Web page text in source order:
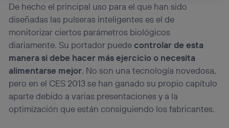
De hecho el principal uso para el que han sido
diseñadas las pulseras inteligentes es el de
monitorizar ciertos parámetros biológicos
diariamente. Su portador puedecontrolar de esta
manera si debe hacer más ejercicio o necesita
alimentarse mejor. No son una tecnología novedosa,
pero en el CES 2013 se han ganado su propio capítulo
aparte debido a varias presentaciones y a la
optimización que están consiguiendo los fabricantes.
La tecnología Utiq está diseñada con la privacidad como
prioridad ofreciéndote elección y control.
La tecnología utiliza un identificador cifrado creado por tu
operadora de telefonía
, utilizando tu dirección IP y otra
información de la cuenta de cliente de
telecomunicaciones vinculada a la conexión que utilizas
(p. ej., número de teléfono móvil).
Este identificador se asigna a la conexión de internet, por
lo que cualquier persona que conecte su dispositivo y
consienta el uso de la tecnología recibirá el mismo
identificador. Típicamente: